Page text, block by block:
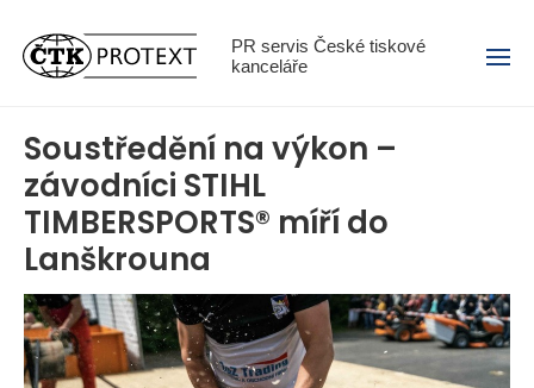
PR servis České tiskové
kanceláře
Menu
Soustředění na výkon –
závodníci STIHL
TIMBERSPORTS® míří do
Lanškrouna